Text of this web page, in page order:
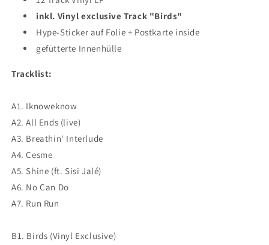
inkl. Vinyl exclusive Track "Birds"
Hype-Sticker auf Folie + Postkarte inside
gefütterte Innenhülle
Tracklist:
A1. Iknoweknow
A2. All Ends (live)
A3. Breathin' Interlude
A4. Cesme
A5. Shine (ft. Sisi Jalé)
A6. No Can Do
A7. Run Run
B1. Birds (Vinyl Exclusive)